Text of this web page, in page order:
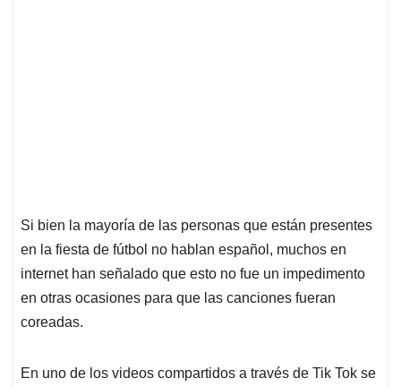
Si bien la mayoría de las personas que están presentes
en la fiesta de fútbol no hablan español, muchos en
internet han señalado que esto no fue un impedimento
en otras ocasiones para que las canciones fueran
coreadas.
En uno de los videos compartidos a través de Tik Tok se